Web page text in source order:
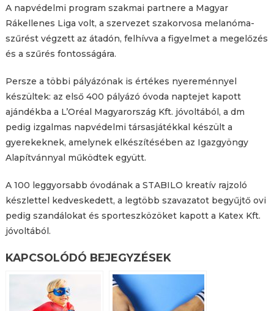
A napvédelmi program szakmai partnere a Magyar
Rákellenes Liga volt, a szervezet szakorvosa melanóma-
szűrést végzett az átadón, felhívva a figyelmet a megelőzés
és a szűrés fontosságára.
Persze a többi pályázónak is értékes nyereménnyel
készültek: az első 400 pályázó óvoda naptejet kapott
ajándékba a L’Oréal Magyarország Kft. jóvoltából, a dm
pedig izgalmas napvédelmi társasjátékkal készült a
gyerekeknek, amelynek elkészítésében az Igazgyöngy
Alapítvánnyal működtek együtt.
A 100 leggyorsabb óvodának a STABILO kreatív rajzoló
készlettel kedveskedett, a legtöbb szavazatot begyűjtő ovi
pedig szandálokat és sporteszközöket kapott a Katex Kft.
jóvoltából.
KAPCSOLÓDÓ BEJEGYZÉSEK